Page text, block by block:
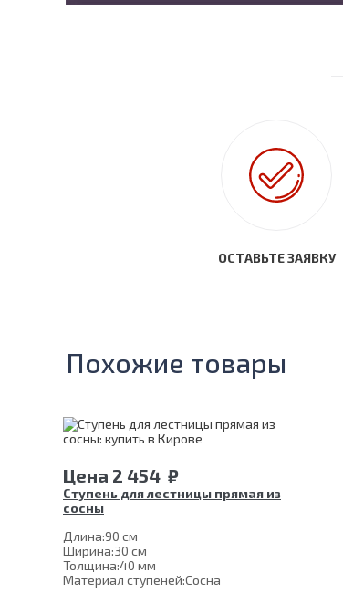
ОСТАВЬТЕ ЗАЯВКУ
Похожие товары
Цена 2 454 ₽
Ступень для лестницы прямая из
сосны
Длина:90 см
Ширина:30 см
Толщина:40 мм
Материал ступеней:Сосна